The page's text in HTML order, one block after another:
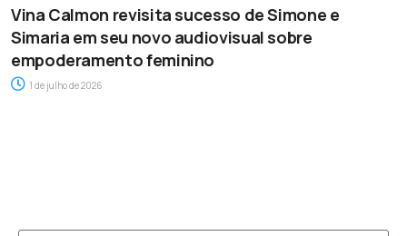
Vina Calmon revisita sucesso de Simone e
Simaria em seu novo audiovisual sobre
empoderamento feminino
1 de julho de 2026